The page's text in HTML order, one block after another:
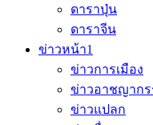
ดาราปุ่น
ดาราจีน
ข่าวหน้า1
ข่าวการเมือง
ข่าวอาชญากร
ข่าวแปลก